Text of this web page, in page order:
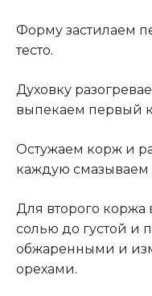
Форму застилаем
тесто.
Духовку
выпекаем первый
Остужаем корж и
каждую смазываем
Для второго коржа
солью до густой
обжаренными и
орехами.